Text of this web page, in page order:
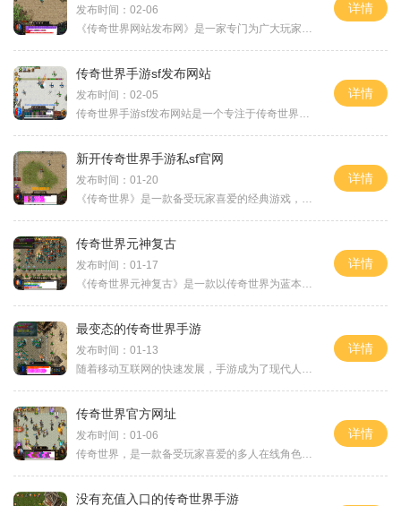
发布时间：02-06
《传奇世界网站发布网》是一家专门为广大玩家提供游戏资讯和资源下载的网站。作为一款历史悠久、广受欢迎的网络游戏，《传奇世界》以其精美的画面和刺激的剧情一直深受玩家们
详情
传奇世界手游sf发布网站
发布时间：02-05
传奇世界手游sf发布网站是一个专注于传奇世界手游私服信息发布的网站。作为一个热爱传奇世界手游的玩家，我们都知道，传奇世界手游是一款深受广大玩家喜爱的网游。而sf服务器则
详情
新开传奇世界手游私sf官网
发布时间：01-20
《传奇世界》是一款备受玩家喜爱的经典游戏，凭借其卓越的玩法和深入的剧情，一直保持着高人气。由热爱这款游戏的开发团队倾力打造的新开传奇世界手游私sf（私家服）正式上线！
详情
传奇世界元神复古
发布时间：01-17
《传奇世界元神复古》是一款以传奇世界为蓝本的游戏，以其独特的玩法和复古的风格吸引了大量玩家。今天就让我们来详细介绍一下这款游戏的具体玩法。传奇世界元神复古保留了传
详情
最变态的传奇世界手游
发布时间：01-13
随着移动互联网的快速发展，手游成为了现代人娱乐生活不可或缺的一部分。而在众多传奇类手游中，有一款被誉为“最变态”的传奇世界手游引起了广大玩家的关注和热爱。下面将为
详情
传奇世界官方网址
发布时间：01-06
传奇世界，是一款备受玩家喜爱的多人在线角色扮演游戏。它创造了独特的游戏世界，并提供了丰富多样的玩法，让玩家可以体验到各种刺激与快乐。下面将详细介绍传奇世界官方网址
详情
没有充值入口的传奇世界手游